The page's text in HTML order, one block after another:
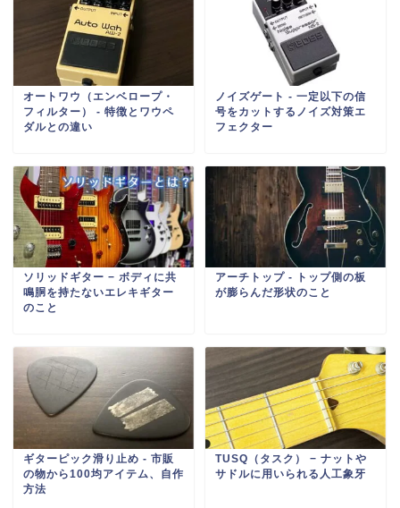
オートワウ（エンベロープ・
フィルター） ‐ 特徴とワウペ
ダルとの違い
ノイズゲート ‐ 一定以下の信
号をカットするノイズ対策エ
フェクター
ソリッドギター − ボディに共
鳴胴を持たないエレキギター
のこと
アーチトップ ‐ トップ側の板
が膨らんだ形状のこと
ギターピック滑り止め - 市販
の物から100均アイテム、自作
方法
TUSQ（タスク） − ナットや
サドルに用いられる人工象牙